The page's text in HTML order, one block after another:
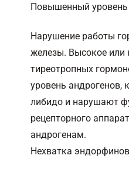
Повышенный уровень
Нарушение работы
железы. Высокое или
тиреотропных
уровень андрогенов,
либидо и нарушают
рецепторного
андрогенам.
Нехватка